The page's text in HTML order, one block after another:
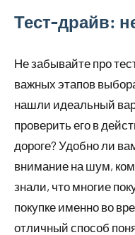
Тест-драйв:
Не забывайте про
важных этапов
нашли идеальный
проверить его в
дороге? Удобно ли
внимание на шум,
знали, что многие
покупке именно во
отличный способ